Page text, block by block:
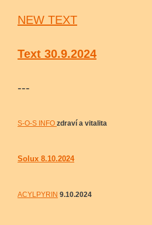
NEW TEXT
Text 30.9.2024
---
S-O-S INFO zdraví a vitalita
Solux 8.10.2024
ACYLPYRIN 9.10.2024